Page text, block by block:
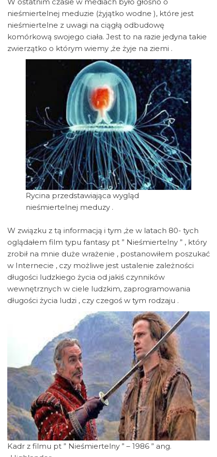
nieśmiertelnej meduzie (żyjątko wodne ), które jest
nieśmiertelne z uwagi na ciągłą odbudowę
komórkową swojego ciała. Jest to na razie jedyna takie
zwierzątko o którym wiemy ,że żyje na ziemi .
Rycina przedstawiająca wygląd
nieśmiertelnej meduzy .
W związku z tą informacją i tym ,że w latach 80- tych
oglądałem film typu fantasy pt ” Nieśmiertelny ” , który
zrobił na mnie duże wrażenie , postanowiłem poszukać
w Internecie , czy możliwe jest ustalenie zależności
długości ludzkiego życia od jakiś czynników
wewnętrznych w ciele ludzkim, zaprogramowania
długości życia ludzi , czy czegoś w tym rodzaju .
Kadr z filmu pt ” Nieśmiertelny ” – 1986 ” ang.